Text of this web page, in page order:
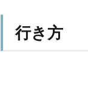
行き方